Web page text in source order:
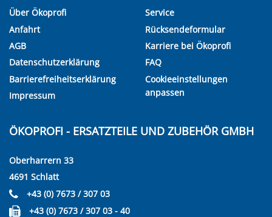
Über Ökoprofi
Anfahrt
AGB
Datenschutzerklärung
Barrierefreiheitserklärung
Impressum
Service
Rücksendeformular
Karriere bei Ökoprofi
FAQ
Cookieeinstellungen
anpassen
ÖKOPROFI - ERSATZTEILE UND ZUBEHÖR GMBH
Oberharrern 33
4691 Schlatt
+43 (0) 7673 / 307 03
+43 (0) 7673 / 307 03 - 40